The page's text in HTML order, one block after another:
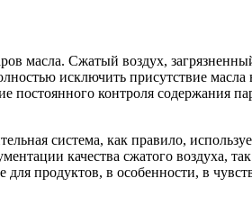
масла. Сжатый воздух,
исключить присутствие
постоянного контроля содержания
система, как правило,
качества сжатого воздуха,
продуктов, в особенности, в